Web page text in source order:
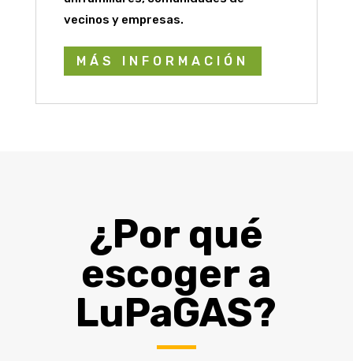
vecinos y empresas.
MÁS INFORMACIÓN
¿Por qué
escoger a
LuPaGAS?